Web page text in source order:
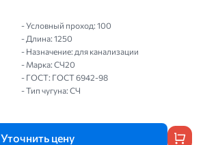
- Условный проход: 100
- Длина: 1250
- Назначение: для канализации
- Марка: СЧ20
- ГОСТ: ГОСТ 6942-98
- Тип чугуна: СЧ
Уточнить цену